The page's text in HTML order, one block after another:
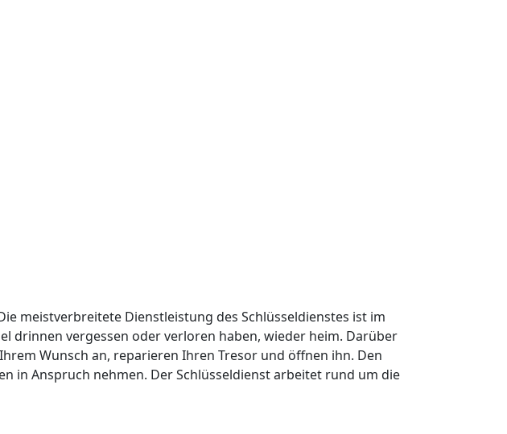
meistverbreitete Dienstleistung des Schlüsseldienstes ist im
drinnen vergessen oder verloren haben, wieder heim. Darüber
Wunsch an, reparieren Ihren Tresor und öffnen ihn. Den
in Anspruch nehmen. Der Schlüsseldienst arbeitet rund um die